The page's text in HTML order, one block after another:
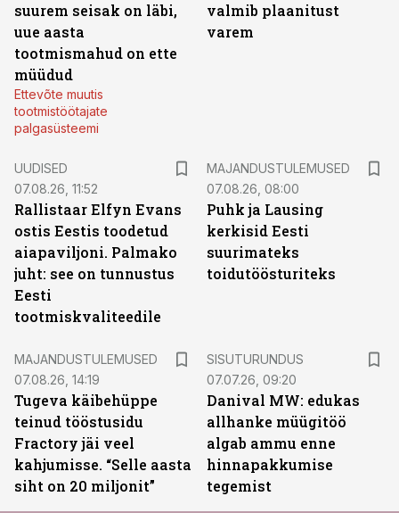
suurem seisak on läbi,
uue aasta
tootmismahud on ette
müüdud
Ettevõte muutis
tootmistöötajate
palgasüsteemi
valmib plaanitust
varem
UUDISED
07.08.26, 11:52
Rallistaar Elfyn Evans
ostis Eestis toodetud
aiapaviljoni. Palmako
juht: see on tunnustus
Eesti
tootmiskvaliteedile
MAJANDUSTULEMUSED
07.08.26, 08:00
Puhk ja Lausing
kerkisid Eesti
suurimateks
toidutöösturiteks
MAJANDUSTULEMUSED
07.08.26, 14:19
Tugeva käibehüppe
teinud tööstusidu
Fractory jäi veel
kahjumisse. “Selle aasta
siht on 20 miljonit”
SISUTURUNDUS
07.07.26, 09:20
Danival MW: edukas
allhanke müügitöö
algab ammu enne
hinnapakkumise
tegemist